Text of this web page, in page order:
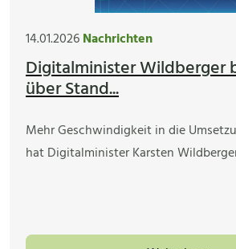
14.01.2026Nachrichten
Digitalminister Wildberger
über Stand...
Mehr Geschwindigkeit in die
hat Digitalminister Karsten